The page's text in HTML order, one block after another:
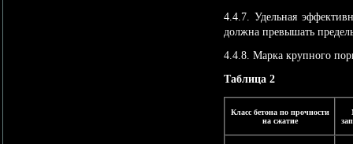
4.4.7. Удельная
должна превышать
4.4.8. Марка крупного
Таблица 2
Класс бетона по прочности
на сжатие